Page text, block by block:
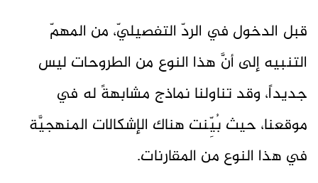
قبل الدخول في الردّ التفصيليّ، من المهمّ
التنبيه إلى أنَّ هذا النوع من الطروحات ليس
جديداً، وقد تناولنا نماذج مشابهةً له في
موقعنا، حيث بُيِّنت هناك الإشكالات المنهجيَّة
في هذا النوع من المقارنات.